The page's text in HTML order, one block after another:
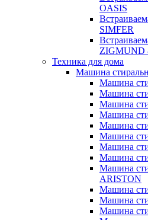
OASIS
SIMFER
ZIGMUND
Техника для дома
Машина
Машина
Машина
Машина
Машина
Машина
Машина
Машина
Машина
Машина
ARISTON
Машина
Машина
Машина